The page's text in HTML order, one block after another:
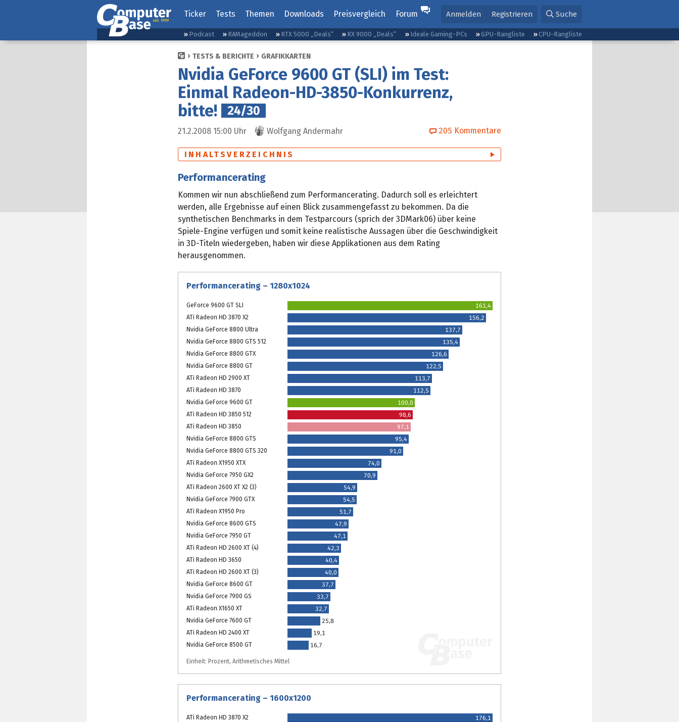
Ticker Tests Themen Downloads Preisvergleich Forum Anmelden Registrieren Suche
Podcast RAMageddon RTX 5000 „Deals“ RX 9000 „Deals“ Ideale Gaming-PCs GPU-Rangliste CPU-Rangliste
TESTS & BERICHTE GRAFIKKARTEN
Nvidia GeForce 9600 GT (SLI) im Test:
Einmal Radeon-HD-3850-Konkurrenz,
bitte!
24/30
21.2.2008 15:00 Uhr Wolfgang Andermahr 205 Kommentare
INHALTSVERZEICHNIS
Performancerating
Kommen wir nun abschließend zum Performancerating. Dadurch soll es erleichtert
werden, alle Ergebnisse auf einen Blick zusammengefasst zu bekommen. Da die
synthetischen Benchmarks in dem Testparcours (sprich der 3DMark06) über keine
Spiele-Engine verfügen und somit keine realistische Aussagen über die Geschwindigkeit
in 3D-Titeln wiedergeben, haben wir diese Applikationen aus dem Rating
herausgenommen.
Performancerating – 1280x1024
GeForce 9600 GT SLI
161,4
ATi Radeon HD 3870 X2
156,2
Nvidia GeForce 8800 Ultra
137,7
Nvidia GeForce 8800 GTS 512
135,4
Nvidia GeForce 8800 GTX
126,6
Nvidia GeForce 8800 GT
122,5
ATi Radeon HD 2900 XT
113,7
ATi Radeon HD 3870
112,5
Nvidia GeForce 9600 GT
100,0
ATi Radeon HD 3850 512
98,6
ATi Radeon HD 3850
97,1
Nvidia GeForce 8800 GTS
95,4
Nvidia GeForce 8800 GTS 320
91,0
ATi Radeon X1950 XTX
74,0
Nvidia GeForce 7950 GX2
70,9
ATi Radeon 2600 XT X2 (3)
54,9
Nvidia GeForce 7900 GTX
54,5
ATi Radeon X1950 Pro
51,7
Nvidia GeForce 8600 GTS
47,9
Nvidia GeForce 7950 GT
47,1
ATi Radeon HD 2600 XT (4)
42,3
ATi Radeon HD 3650
40,4
ATi Radeon HD 2600 XT (3)
40,0
Nvidia GeForce 8600 GT
37,7
Nvidia GeForce 7900 GS
33,7
ATi Radeon X1650 XT
32,7
Nvidia GeForce 7600 GT
25,8
ATi Radeon HD 2400 XT
19,1
Nvidia GeForce 8500 GT
16,7
Einheit: Prozent, Arithmetisches Mittel
Performancerating – 1600x1200
ATi Radeon HD 3870 X2
176,1